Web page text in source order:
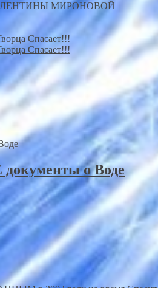
МИРОНОВОЙ
Спасает!!!
Спасает!!!
о Воде